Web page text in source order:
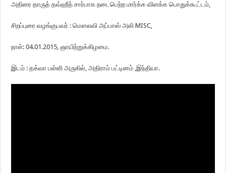
அதிரை தாருத் தவ்ஹீத் சார்பாக நடைபெற்ற மார்க்க விளக்க பொதுக்கூட்டம்,
சிறப்புரை வழங்குபவர் : மௌலவி அப்பாஸ் அலி MISC,
நாள்: 04.01.2015, ஞாயிற்றுக்கிழமை.
இடம் : தக்வா பள்ளி அருகில், அதிராம் பட்டினம் ,இந்தியா.